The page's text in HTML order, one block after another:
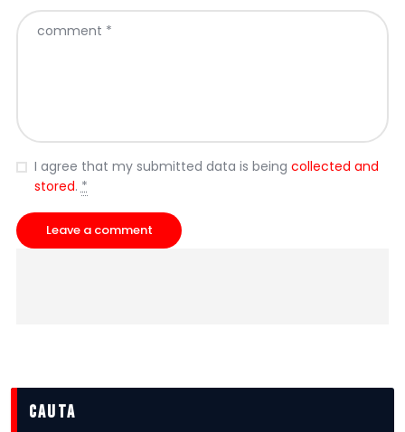
I agree that my submitted data is being collected and
stored.*
cauta